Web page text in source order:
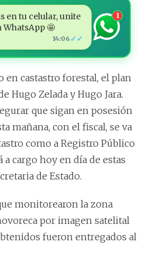
en tu celular, unite
WhatsApp 🤩
14:06 ✓✓
1
en castastro forestal, el plan
Hugo Zelada y Hugo Jara.
que sigan en posesión
mañana, con el fiscal, se va
como a Registro Público
a cargo hoy en día de estas
de Estado.
monitorearon la zona
por imagen satelital
fueron entregados al